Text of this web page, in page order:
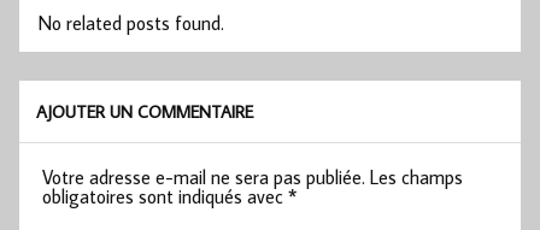
No related posts found.
AJOUTER UN COMMENTAIRE
Votre adresse e-mail ne sera pas publiée. Les champs
obligatoires sont indiqués avec*